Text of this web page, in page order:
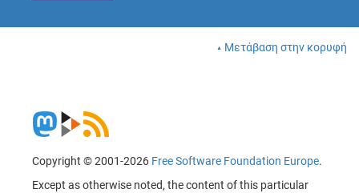
Μετάβαση στην κορυφή
Copyright © 2001-2026 Free Software Foundation Europe.
Except as otherwise noted, the content of this particular